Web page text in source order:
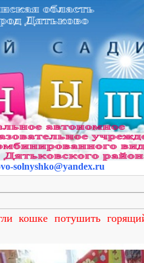
solnyshko@yandex.ru
кошке потушить